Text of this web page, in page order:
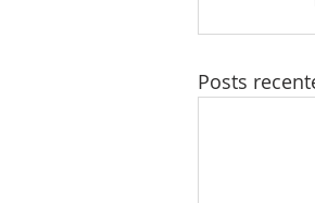
Posts